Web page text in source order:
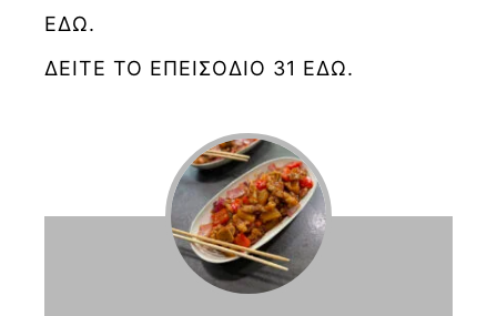
ΕΔΩ.
ΔΕΙΤΕ ΤΟ ΕΠΕΙΣΟΔΙΟ 31 ΕΔΩ.